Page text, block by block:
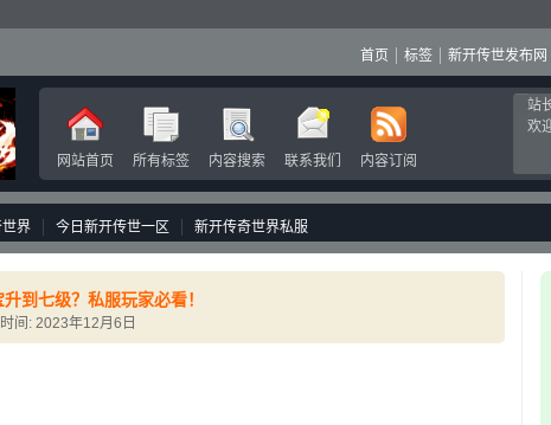
首页 标签 新开传世发布网
网站首页 所有标签 内容搜索 联系我们 内容订阅
站
欢
界 今日新开传世一区 新开传奇世界私服
到七级？私服玩家必看！
间: 2023年12月6日